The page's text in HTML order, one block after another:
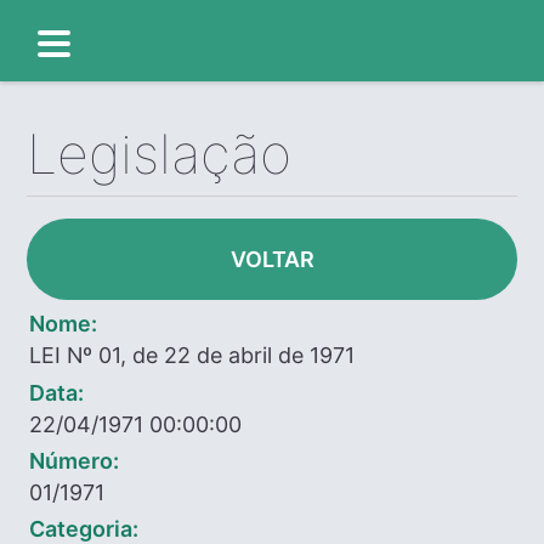
Legislação
VOLTAR
Nome:
LEI Nº 01, de 22 de abril de 1971
Data:
22/04/1971 00:00:00
Número:
01/1971
Categoria: